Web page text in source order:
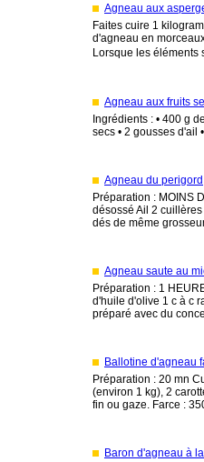
Agneau aux
Faites cuire 1
d'agneau en
Lorsque les éléments
Agneau aux fruits
Ingrédients : • 400 g
secs • 2 gousses d'ail
Agneau du perigord
Préparation : MOINS
désossé Ail 2
dés de même grosseur
Agneau saute au
Préparation : 1
d'huile d'olive 1 c à c
préparé avec du
Ballotine d'agneau
Préparation : 20 mn
(environ 1 kg), 2
fin ou gaze. Farce :
Baron d'agneau à